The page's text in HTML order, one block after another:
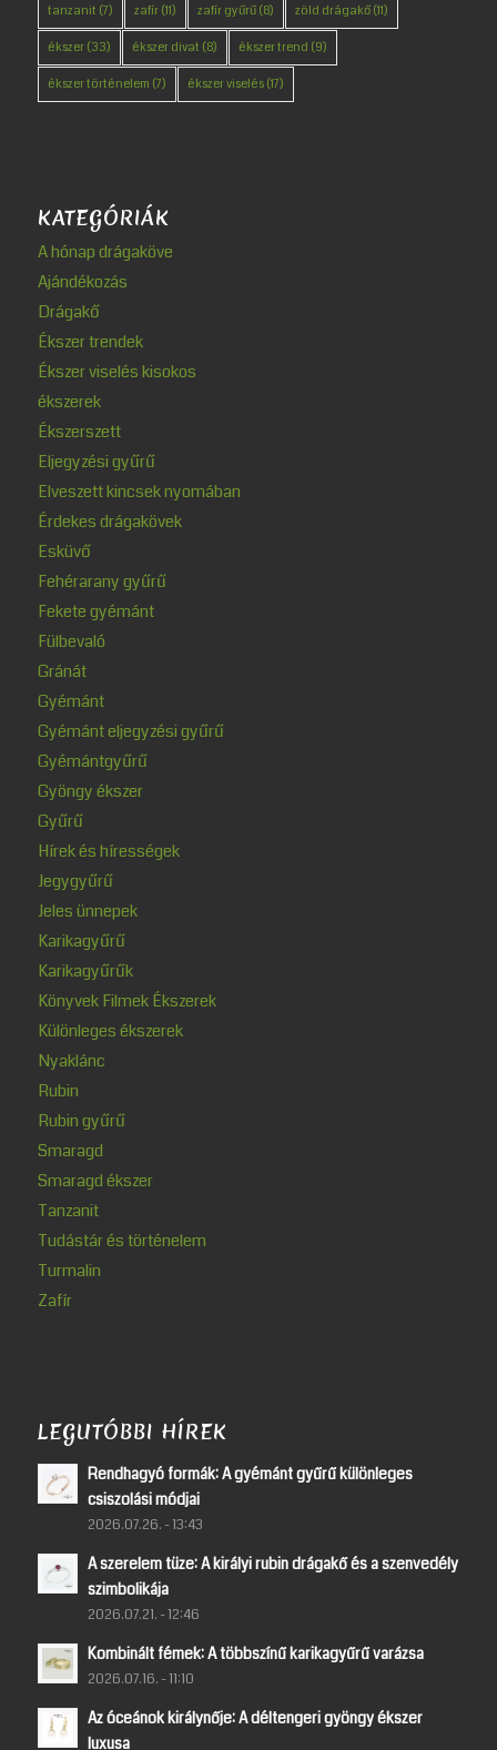
tanzanit (7) zafír(11) zafír gyűrű(8) zöld drágakő(11)
ékszer(33) ékszer divat (8) ékszer trend (9)
ékszer történelem (7) ékszer viselés(17)
KATEGÓRIÁK
A hónap drágaköve
Ajándékozás
Drágakő
Ékszer trendek
Ékszer viselés kisokos
ékszerek
Ékszerszett
Eljegyzési gyűrű
Elveszett kincsek nyomában
Érdekes drágakövek
Esküvő
Fehérarany gyűrű
Fekete gyémánt
Fülbevaló
Gránát
Gyémánt
Gyémánt eljegyzési gyűrű
Gyémántgyűrű
Gyöngy ékszer
Gyűrű
Hírek és hírességek
Jegygyűrű
Jeles ünnepek
Karikagyűrű
Karikagyűrűk
Könyvek Filmek Ékszerek
Különleges ékszerek
Nyaklánc
Rubin
Rubin gyűrű
Smaragd
Smaragd ékszer
Tanzanit
Tudástár és történelem
Turmalin
Zafír
LEGUTÓBBI HÍREK
Rendhagyó formák: A gyémánt gyűrű különleges
csiszolási módjai
2026.07.26. - 13:43
A szerelem tüze: A királyi rubin drágakő és a szenvedély
szimbolikája
2026.07.21. - 12:46
Kombinált fémek: A többszínű karikagyűrű varázsa
2026.07.16. - 11:10
Az óceánok királynője: A déltengeri gyöngy ékszer
luxusa